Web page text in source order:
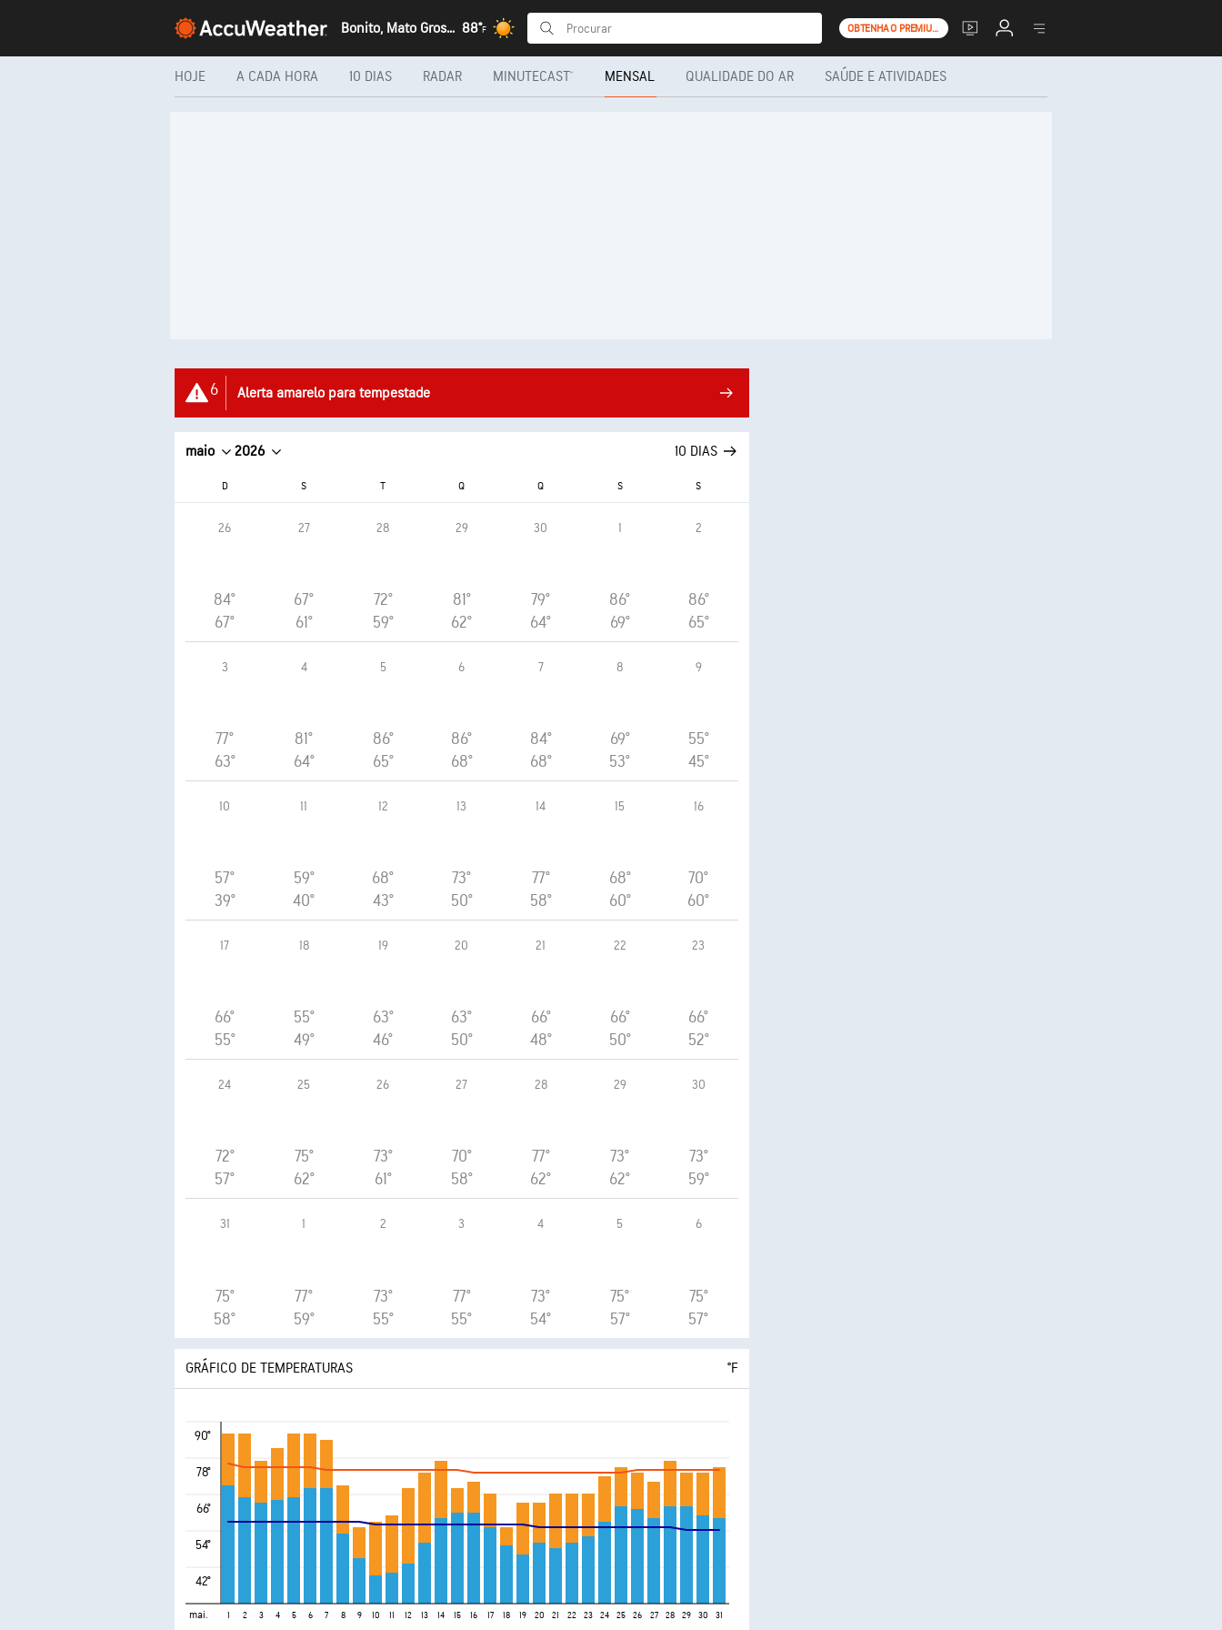
Bonito, Mato Grosso do Sul 88°F OBTENHA O PREMIUM+
HOJE A CADA HORA 10 DIAS RADAR MINUTECAST® MENSAL QUALIDADE DO AR SAÚDE E ATIVIDADES
6 Alerta amarelo para tempestade
maio 2026 10 DIAS
D S T Q Q S S
26
84°
67°
27
67°
61°
28
72°
59°
29
81°
62°
30
79°
64°
1
86°
69°
2
86°
65°
3
77°
63°
4
81°
64°
5
86°
65°
6
86°
68°
7
84°
68°
8
69°
53°
9
55°
45°
10
57°
39°
11
59°
40°
12
68°
43°
13
73°
50°
14
77°
58°
15
68°
60°
16
70°
60°
17
66°
55°
18
55°
49°
19
63°
46°
20
63°
50°
21
66°
48°
22
66°
50°
23
66°
52°
24
72°
57°
25
75°
62°
26
73°
61°
27
70°
58°
28
77°
62°
29
73°
62°
30
73°
59°
31
75°
58°
1
77°
59°
2
73°
55°
3
77°
55°
4
73°
54°
5
75°
57°
6
75°
57°
GRÁFICO DE TEMPERATURAS °F
90°
78°
66°
54°
42°
mai. 1 2 3 4 5 6 7 8 9 10 11 12 13 14 15 16 17 18 19 20 21 22 23 24 25 26 27 28 29 30 31